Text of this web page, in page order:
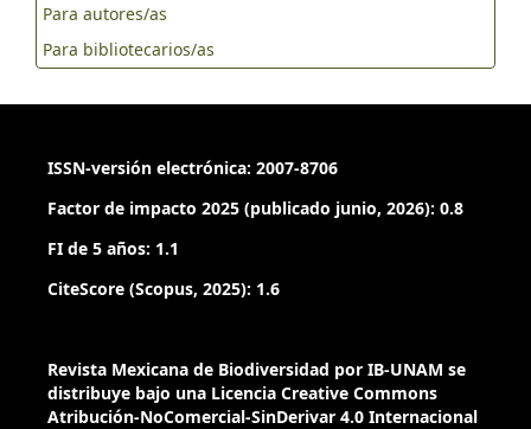
Para autores/as
Para bibliotecarios/as
ISSN-versión electrónica: 2007-8706
Factor de impacto 2025 (publicado junio, 2026): 0.8
FI de 5 años: 1.1
CiteScore (Scopus, 2025): 1.6
Revista Mexicana de Biodiversidad por IB-UNAM se
distribuye bajo una Licencia Creative Commons
Atribución-NoComercial-SinDerivar 4.0 Internacional